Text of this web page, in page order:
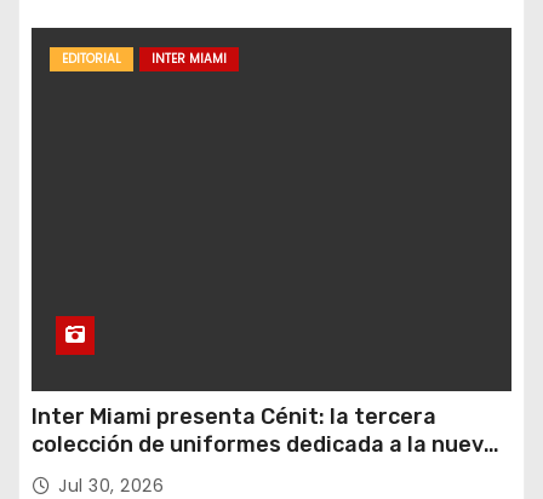
EDITORIAL INTER MIAMI
Inter Miami presenta Cénit: la tercera
colección de uniformes dedicada a la nueva
casa y al logro del club en nuevas alturas
Jul 30, 2026